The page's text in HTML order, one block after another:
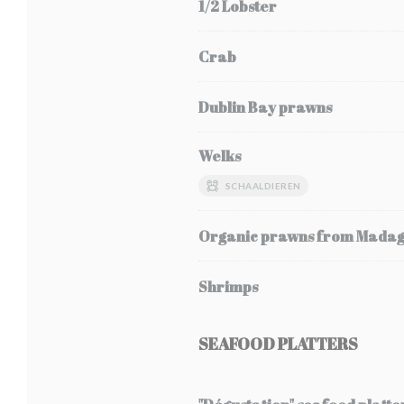
1/2 Lobster
Crab
Dublin Bay prawns
Welks
SCHAALDIEREN
Organic prawns from
Shrimps
SEAFOOD PLATTERS